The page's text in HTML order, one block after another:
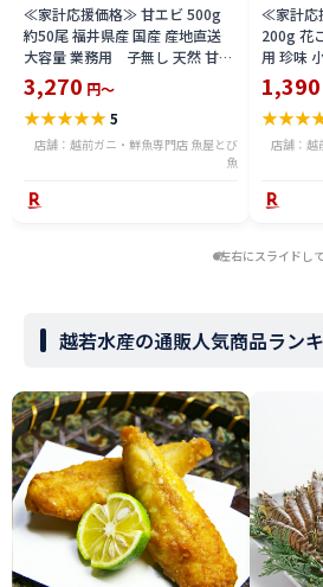
≪家計応援価格≫ 甘エビ 500g
約50尾 福井県産 国産 産地直送
大容量 業務用 子無し 天然 甘く
て美味しい あまえび アマエビ お
刺身 お寿司 バーベキュー 船上凍
結 送料無料 amaebis
3,270 円～
★★★★★5
店舗：越前ガニ・鮮魚専門店 魚屋とび
魚
≪家計応
200g 花
用 珍味
干しエビ
ハン 焼
送料無料
1,390
★★★
店舗：越
左右にスライドし
越若水産の通販人気商品ラン